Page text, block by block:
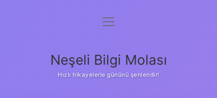
Anasayfa
Yasal Uyarı
menüyü
Neşeli Bilgi Molası
Hızlı hikayelerle gününü şenlendir!